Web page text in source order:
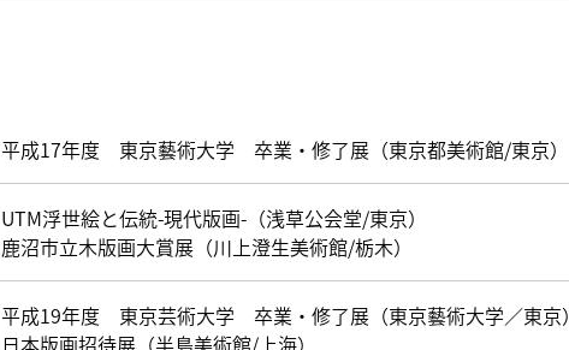
平成17年度 東京藝術大学 卒業・修了展（東京都美術館/東京）
UTM浮世絵と伝統-現代版画-（浅草公会堂/東京）
鹿沼市立木版画大賞展（川上澄生美術館/栃木）
平成19年度 東京芸術大学 卒業・修了展（東京藝術大学／東京）
日本版画招待展（半島美術館/上海）